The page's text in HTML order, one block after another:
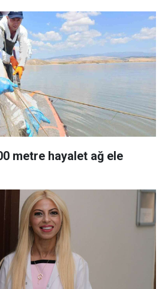
metre hayalet ağ ele